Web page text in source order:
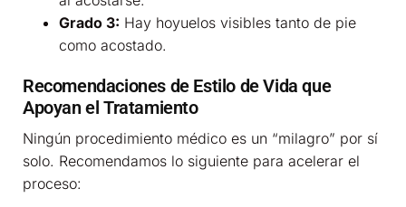
Grado 3: Hay hoyuelos visibles tanto de pie
como acostado.
Recomendaciones de Estilo de Vida que
Apoyan el Tratamiento
Ningún procedimiento médico es un “milagro” por sí
solo. Recomendamos lo siguiente para acelerar el
proceso: